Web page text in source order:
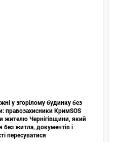
у згорілому будинку без
правозахисники КримSOS
жителю Чернігівщини, який
без житла, документів і
пересуватися